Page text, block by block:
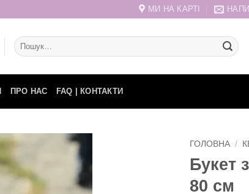
МИ НА КАРТІ
Шукати:
ПРО НАС FAQ | КОНТАКТИ
ГОЛОВНА /
Букет
80 см